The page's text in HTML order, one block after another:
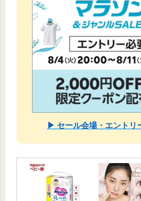
▶ セール会場・エントリ